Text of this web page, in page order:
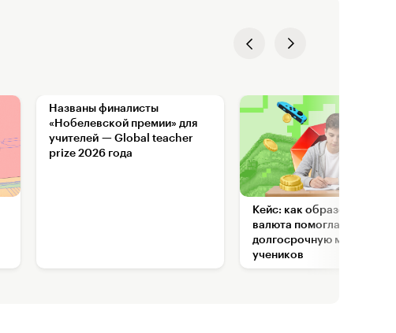
Названы финалисты
«Нобелевской премии» для
учителей — Global teacher
prize 2026 года
Кейс: как
валюта помогла
долгосрочную мотивацию
учеников